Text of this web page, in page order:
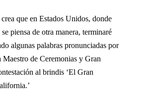
que en Estados Unidos, donde
piensa de otra manera, terminaré
algunas palabras pronunciadas por
de Ceremonias y Gran
al brindis ‘El Gran